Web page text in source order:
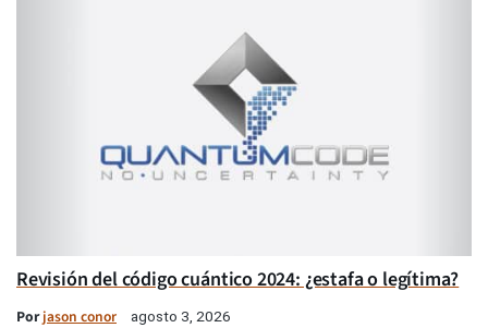
Revisión del código cuántico 2024: ¿estafa o legítima?
Porjason conor agosto 3, 2026